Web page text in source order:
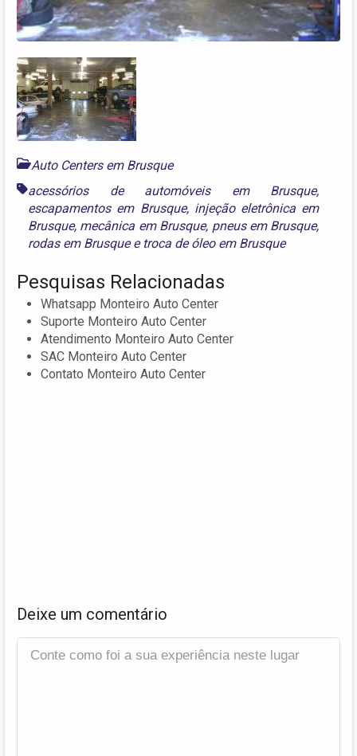
Auto Centers em Brusque
acessórios de automóveis em Brusque,
escapamentos em Brusque, injeção eletrônica em
Brusque, mecânica em Brusque, pneus em Brusque,
rodas em Brusquee troca de óleo em Brusque
Pesquisas Relacionadas
Whatsapp Monteiro Auto Center
Suporte Monteiro Auto Center
Atendimento Monteiro Auto Center
SAC Monteiro Auto Center
Contato Monteiro Auto Center
Deixe um comentário